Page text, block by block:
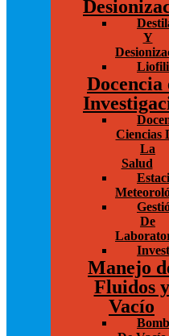
Y
Docencia
Ciencias
La
Salud
De
Manejo
Fluidos y
Vacío